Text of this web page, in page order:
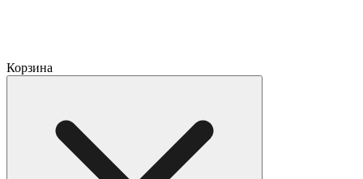
Корзина